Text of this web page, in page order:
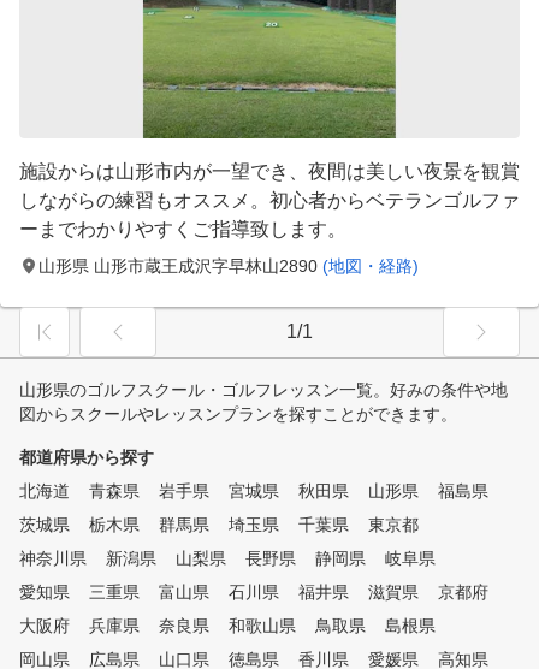
施設からは山形市内が一望でき、夜間は美しい夜景を観賞
しながらの練習もオススメ。初心者からベテランゴルファ
ーまでわかりやすくご指導致します。
山形県 山形市蔵王成沢字早林山2890 (地図・経路)
1/1
山形県のゴルフスクール・ゴルフレッスン一覧。好みの条件や地
図からスクールやレッスンプランを探すことができます。
都道府県から探す
北海道
青森県 岩手県 宮城県 秋田県 山形県
福島県
茨城県
栃木県 群馬県 埼玉県 千葉県
東京都
神奈川県
新潟県 山梨県 長野県 静岡県
岐阜県
愛知県
三重県 富山県 石川県 福井県 滋賀県
京都府
大阪府
兵庫県 奈良県 和歌山県 鳥取県
島根県
岡山県
広島県 山口県 徳島県 香川県 愛媛県 高知県